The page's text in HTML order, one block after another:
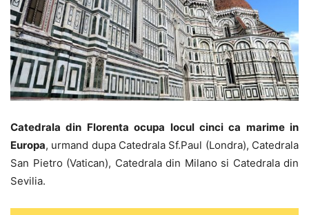
Catedrala din Florenta ocupa locul cinci ca marime in
Europa, urmand dupa Catedrala Sf.Paul (Londra), Catedrala
San Pietro (Vatican), Catedrala din Milano si Catedrala din
Sevilia.